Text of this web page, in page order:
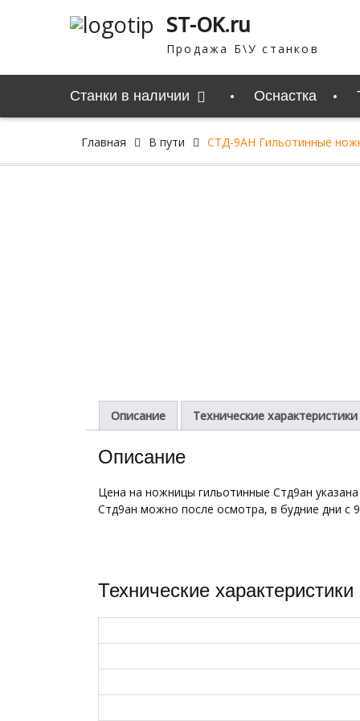
ST-OK.ru
Продажа Б\У станков
Станки в наличии Оснастка
Главная В пути СТД-9АН Гильотинные
Описание Технические
Описание
Цена на ножницы гильотинные Стд9ан
Стд9ан можно после осмотра, в будние дни с
Технические